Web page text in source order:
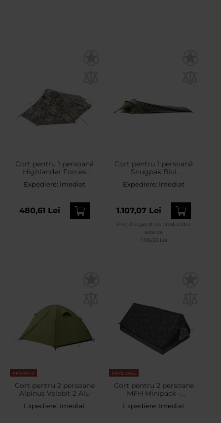
Cort pentru 1 persoană
Highlander Forces
Blackthorn 1 XL Gen. 2 -
Arid MC Camo
Expediere: Imediat
480,61 Lei
Cort pentru 1 persoană
Snugpak Bivi
Stratosphere tip tunel -
Olive
Expediere: Imediat
1.107,07 Lei
Prețul sugerat de producător
este de
1.196,38 Lei
PROMOTII
Cort pentru 2 persoane
Alpinus Velebit 2 Alu
Expediere: Imediat
FINAL SALE
Cort pentru 2 persoane
MFH Minipack -
Woodland
Expediere: Imediat